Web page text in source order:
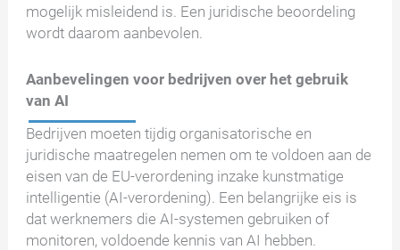
mogelijk misleidend is. Een juridische beoordeling
wordt daarom aanbevolen.
Aanbevelingen voor bedrijven over het gebruik
van AI
Bedrijven moeten tijdig organisatorische en
juridische maatregelen nemen om te voldoen aan de
eisen van de EU-verordening inzake kunstmatige
intelligentie (AI-verordening). Een belangrijke eis is
dat werknemers die AI-systemen gebruiken of
monitoren, voldoende kennis van AI hebben.